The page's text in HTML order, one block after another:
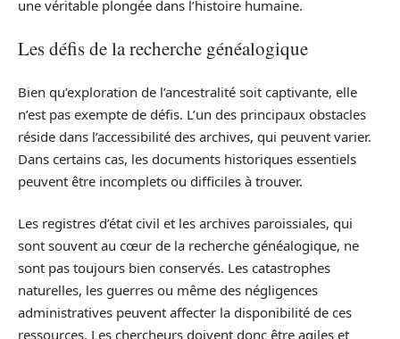
une véritable plongée dans l’histoire humaine.
Les défis de la recherche généalogique
Bien qu’exploration de l’ancestralité soit captivante, elle
n’est pas exempte de défis. L’un des principaux obstacles
réside dans l’accessibilité des archives, qui peuvent varier.
Dans certains cas, les documents historiques essentiels
peuvent être incomplets ou difficiles à trouver.
Les registres d’état civil et les archives paroissiales, qui
sont souvent au cœur de la recherche généalogique, ne
sont pas toujours bien conservés. Les catastrophes
naturelles, les guerres ou même des négligences
administratives peuvent affecter la disponibilité de ces
ressources. Les chercheurs doivent donc être agiles et